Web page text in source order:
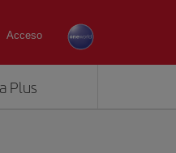
Acceso
Plus